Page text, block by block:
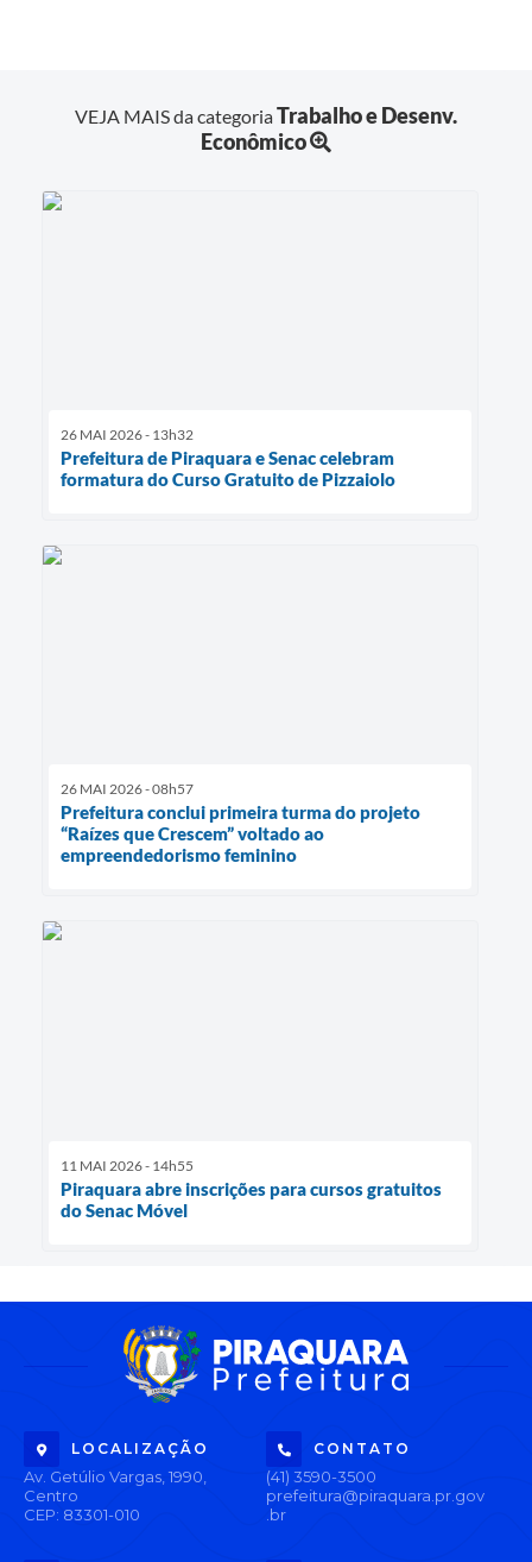
VEJA MAIS da categoriaTrabalho e Desenv.
Econômico
26 MAI 2026 - 13h32
Prefeitura de Piraquara e Senac celebram
formatura do Curso Gratuito de Pizzaiolo
26 MAI 2026 - 08h57
Prefeitura conclui primeira turma do projeto
“Raízes que Crescem” voltado ao
empreendedorismo feminino
11 MAI 2026 - 14h55
Piraquara abre inscrições para cursos gratuitos
do Senac Móvel
LOCALIZAÇÃO
Av. Getúlio Vargas, 1990,
Centro
CEP: 83301-010
CONTATO
(41) 3590-3500
prefeitura@piraquara.pr.gov
.br